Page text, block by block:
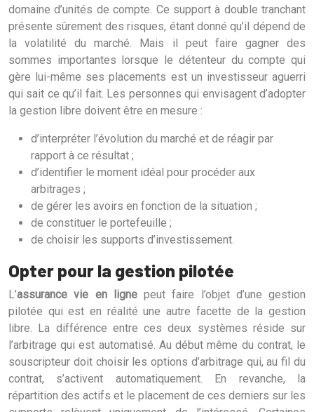
domaine d’unités de compte. Ce support à double tranchant
présente sûrement des risques, étant donné qu’il dépend de
la volatilité du marché. Mais il peut faire gagner des
sommes importantes lorsque le détenteur du compte qui
gère lui-même ses placements est un investisseur aguerri
qui sait ce qu’il fait. Les personnes qui envisagent d’adopter
la gestion libre doivent être en mesure :
d’interpréter l’évolution du marché et de réagir par
rapport à ce résultat ;
d’identifier le moment idéal pour procéder aux
arbitrages ;
de gérer les avoirs en fonction de la situation ;
de constituer le portefeuille ;
de choisir les supports d’investissement.
Opter pour la gestion pilotée
L’assurance vie en lignepeut faire l’objet d’une gestion
pilotée qui est en réalité une autre facette de la gestion
libre. La différence entre ces deux systèmes réside sur
l’arbitrage qui est automatisé. Au début même du contrat, le
souscripteur doit choisir les options d’arbitrage qui, au fil du
contrat, s’activent automatiquement. En revanche, la
répartition des actifs et le placement de ces derniers sur les